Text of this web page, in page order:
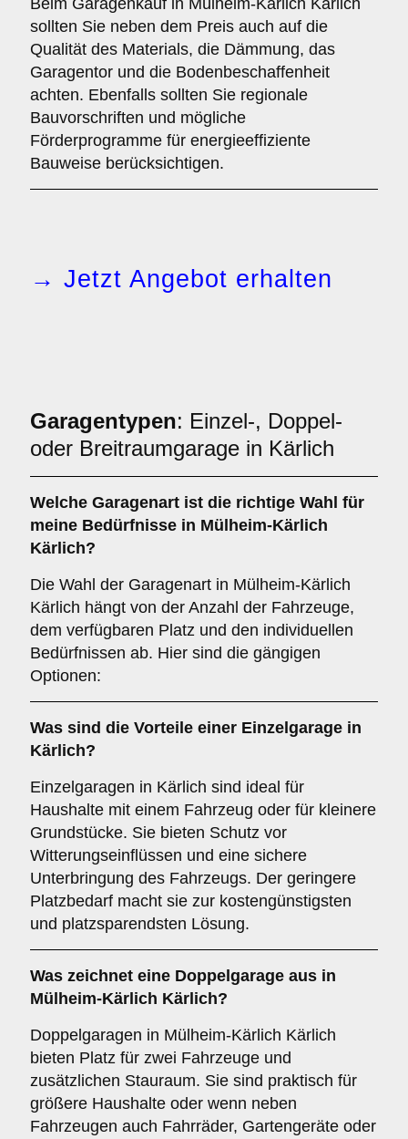
Beim Garagenkauf in Mülheim-Kärlich Kärlich
sollten Sie neben dem Preis auch auf die
Qualität des Materials, die Dämmung, das
Garagentor und die Bodenbeschaffenheit
achten. Ebenfalls sollten Sie regionale
Bauvorschriften und mögliche
Förderprogramme für energieeffiziente
Bauweise berücksichtigen.
→ Jetzt Angebot erhalten
Garagentypen: Einzel-, Doppel-
oder Breitraumgarage in Kärlich
Welche Garagenart ist die richtige Wahl für
meine Bedürfnisse in Mülheim-Kärlich
Kärlich?
Die Wahl der Garagenart in Mülheim-Kärlich
Kärlich hängt von der Anzahl der Fahrzeuge,
dem verfügbaren Platz und den individuellen
Bedürfnissen ab. Hier sind die gängigen
Optionen:
Was sind die Vorteile einer Einzelgarage in
Kärlich?
Einzelgaragen in Kärlich sind ideal für
Haushalte mit einem Fahrzeug oder für kleinere
Grundstücke. Sie bieten Schutz vor
Witterungseinflüssen und eine sichere
Unterbringung des Fahrzeugs. Der geringere
Platzbedarf macht sie zur kostengünstigsten
und platzsparendsten Lösung.
Was zeichnet eine Doppelgarage aus in
Mülheim-Kärlich Kärlich?
Doppelgaragen in Mülheim-Kärlich Kärlich
bieten Platz für zwei Fahrzeuge und
zusätzlichen Stauraum. Sie sind praktisch für
größere Haushalte oder wenn neben
Fahrzeugen auch Fahrräder, Gartengeräte oder